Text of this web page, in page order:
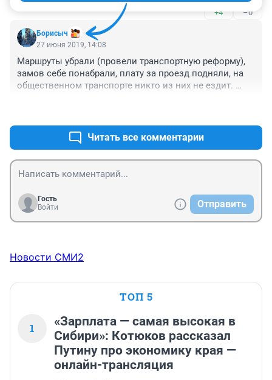
+4 –0
Борисыч
27 июня 2019, 14:08
Маршруты убрали (провели транспортную реформу),
замов себе понабрали, плату за проезд подняли, на
общественном транспорте никто из них не ездит.
Предмостной площади - летом, когда все в отпусках,
студенты на каникулах, пустили 2 вагона Депо
-Предмостная и Предмостная-Депо (сколько ж его
ждать надо, чтобы уехать) и признали маршрут
Читать все комментарии
Гость
Войти
Отправить
Новости СМИ2
ТОП 5
1
«Зарплата — самая высокая в
Сибири»: Котюков рассказал
Путину про экономику края —
онлайн-трансляция